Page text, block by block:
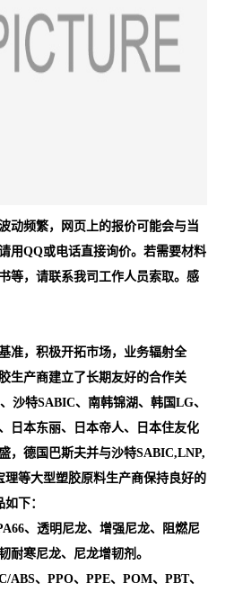
动频繁，网页上的报价可能会与当
用QQ或电话直接询价。若需要材料
等，请联系我司工作人员索取。感
准，积极开拓市场，业务辐射全
生产商建立了长期友好的合作关
沙特SABIC、南韩锦湖、韩国LG、
日本东丽、日本帝人、日本住友化
，德国巴斯夫并与沙特SABIC,LNP,
理等大型塑胶原料生产商保持良好的
下：
、透明尼龙、增强尼龙、阻燃尼
耐寒尼龙、尼龙增韧剂。
ABS、PPO、PPE、POM、PBT、